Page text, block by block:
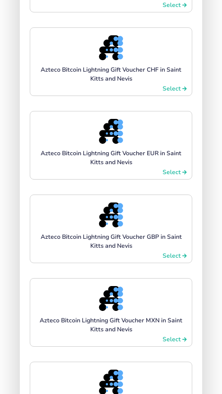
Select
Azteco Bitcoin Lightning Gift Voucher CHF in Saint
Kitts and Nevis
Select
Azteco Bitcoin Lightning Gift Voucher EUR in Saint
Kitts and Nevis
Select
Azteco Bitcoin Lightning Gift Voucher GBP in Saint
Kitts and Nevis
Select
Azteco Bitcoin Lightning Gift Voucher MXN in Saint
Kitts and Nevis
Select